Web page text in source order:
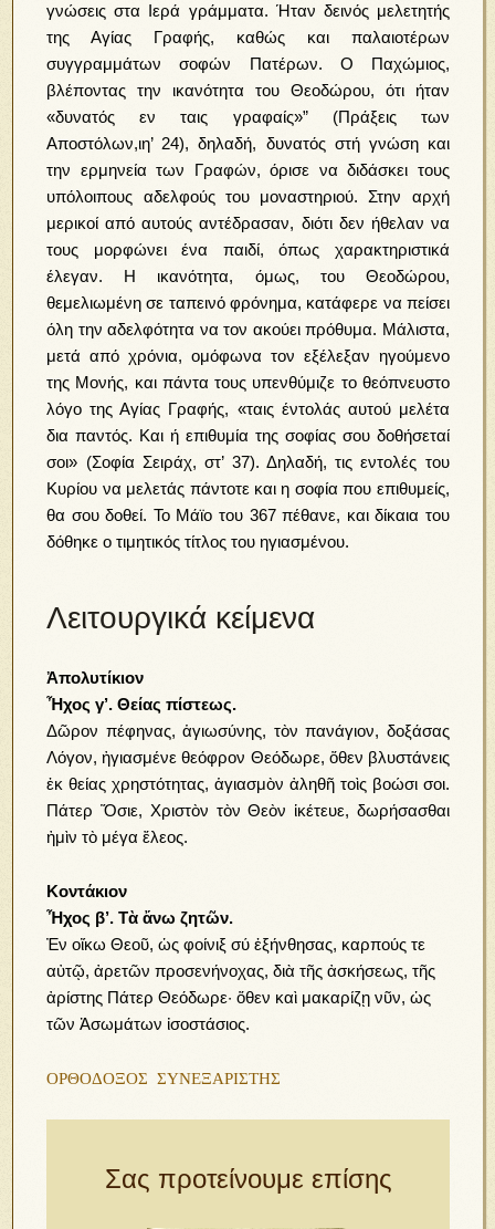
γνώσεις στα Ιερά γράμματα. Ήταν δεινός μελετητής
της Αγίας Γραφής, καθώς και παλαιοτέρων
συγγραμμάτων σοφών Πατέρων. Ο Παχώμιος,
βλέποντας την ικανότητα του Θεοδώρου, ότι ήταν
«δυνατός εν ταις γραφαίς»” (Πράξεις των
Αποστόλων,ιη’ 24), δηλαδή, δυνατός στή γνώση και
την ερμηνεία των Γραφών, όρισε να διδάσκει τους
υπόλοιπους αδελφούς του μοναστηριού. Στην αρχή
μερικοί από αυτούς αντέδρασαν, διότι δεν ήθελαν να
τους μορφώνει ένα παιδί, όπως χαρακτηριστικά
έλεγαν. Η ικανότητα, όμως, του Θεοδώρου,
θεμελιωμένη σε ταπεινό φρόνημα, κατάφερε να πείσει
όλη την αδελφότητα να τον ακούει πρόθυμα. Μάλιστα,
μετά από χρόνια, ομόφωνα τον εξέλεξαν ηγούμενο
της Μονής, και πάντα τους υπενθύμιζε το θεόπνευστο
λόγο της Αγίας Γραφής, «ταις έντολάς αυτού μελέτα
δια παντός. Και ή επιθυμία της σοφίας σου δοθήσεταί
σοι» (Σοφία Σειράχ, στ’ 37). Δηλαδή, τις εντολές του
Κυρίου να μελετάς πάντοτε και η σοφία που επιθυμείς,
θα σου δοθεί. Το Μάϊο του 367 πέθανε, και δίκαια του
δόθηκε ο τιμητικός τίτλος του ηγιασμένου.
Λειτουργικά κείμενα
Ἀπολυτίκιον
Ἦχος γ’. Θείας πίστεως.
Δῶρον πέφηνας, ἁγιωσύνης, τὸν πανάγιον, δοξάσας
Λόγον, ἠγιασμένε θεόφρον Θεόδωρε, ὅθεν βλυστάνεις
ἐκ θείας χρηστότητας, ἁγιασμὸν ἀληθῆ τοὶς βοώσι σοι.
Πάτερ Ὅσιε, Χριστὸν τὸν Θεὸν ἱκέτευε, δωρήσασθαι
ἠμὶν τὸ μέγα ἔλεος.
Κοντάκιον
Ἦχος β’. Τὰ ἄνω ζητῶν.
Ἐν οἴκω Θεοῦ, ὡς φοίνιξ σύ ἐξήνθησας, καρπούς τε
αὐτῷ, ἀρετῶν προσενήνοχας, διὰ τῆς ἀσκήσεως, τῆς
ἀρίστης Πάτερ Θεόδωρε· ὅθεν καὶ μακαρίζῃ νῦν, ὡς
τῶν Ἀσωμάτων ἰσοστάσιος.
ΟΡΘΟΔΟΞΟΣ ΣΥΝΕΞΑΡΙΣΤΗΣ
Σας προτείνουμε επίσης